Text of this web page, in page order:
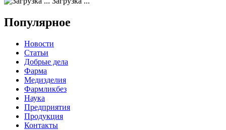
Популярное
Новости
Статьи
Добрые дела
Фарма
Медизделия
Фармликбез
Наука
Предприятия
Продукция
Контакты